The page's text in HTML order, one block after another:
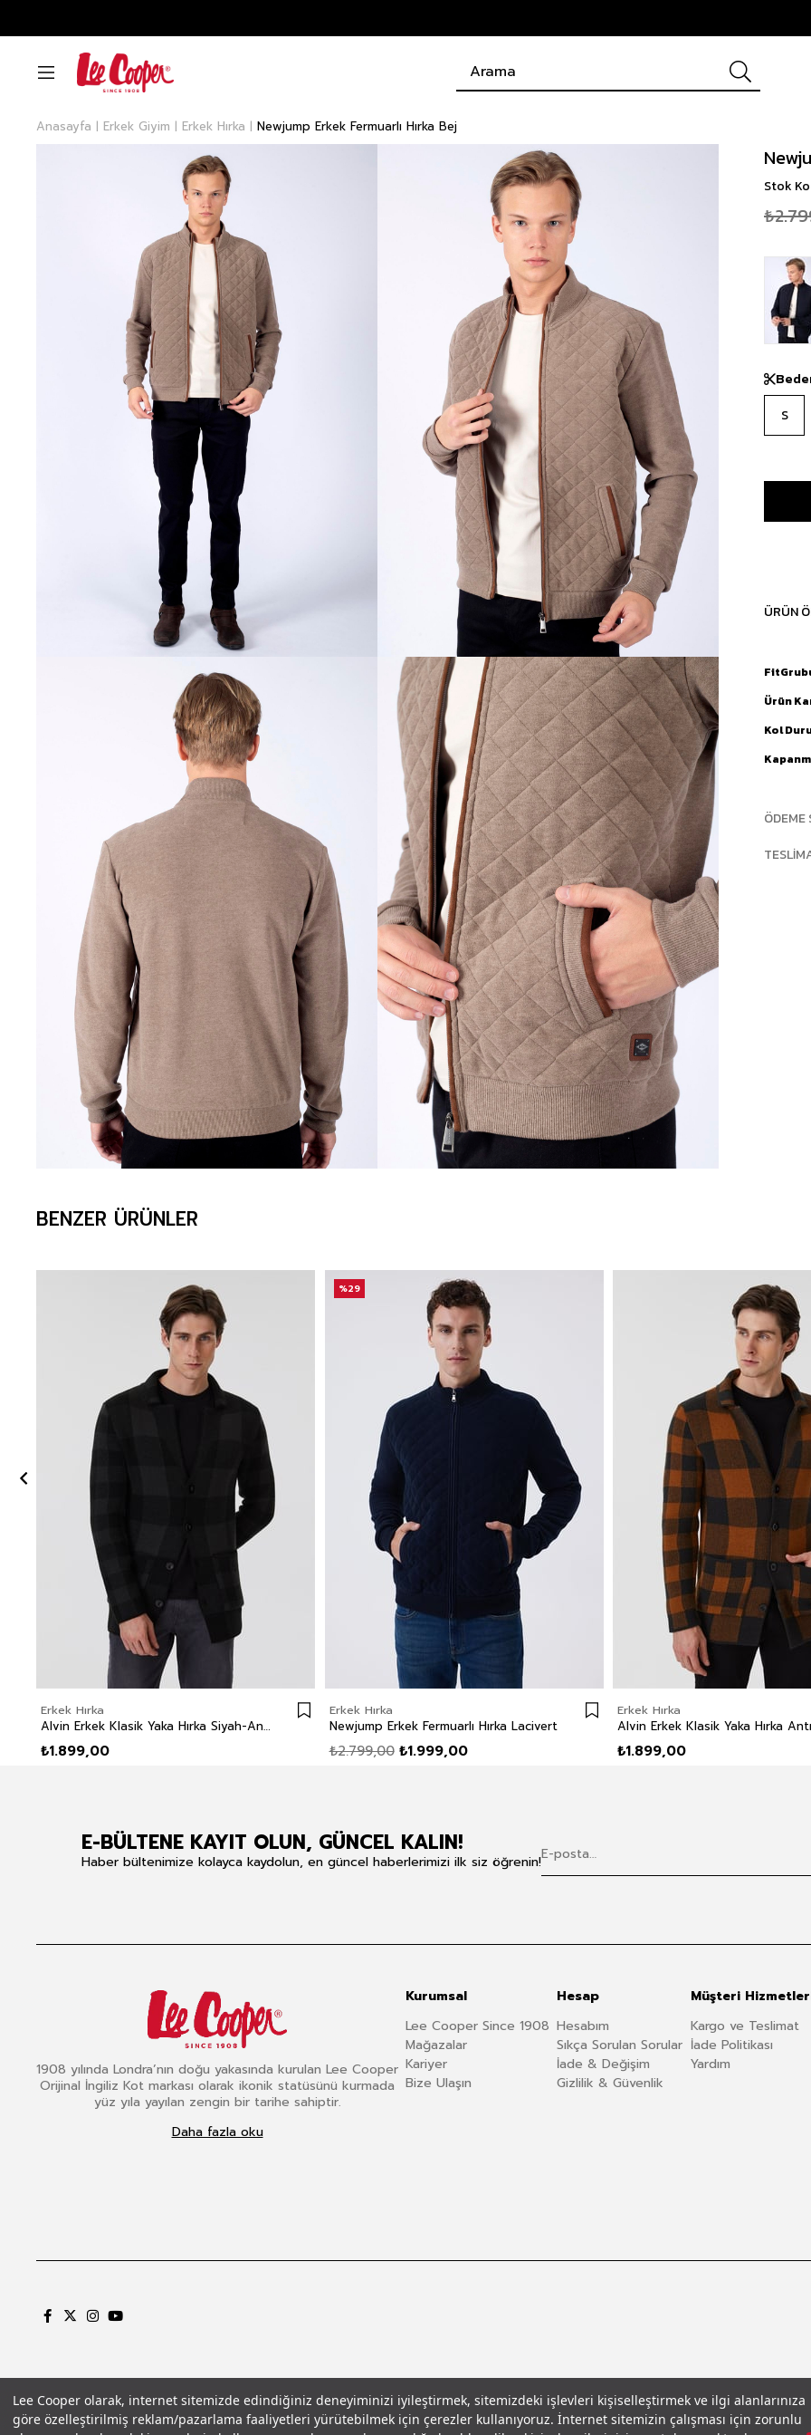
Lee Cooper olarak, internet sitemizde edindiğiniz deneyiminizi iyileştirmek, sitemizdeki işlevleri kişiselleştirmek ve ilgi alanlarınıza
göre özelleştirilmiş reklam/pazarlama faaliyetleri yürütebilmek için çerezler kullanıyoruz. İnternet sitemizin çalışması için zorunlu
Anasayfa Erkek Giyim Erkek Hırka Newjump Erkek Fermuarlı Hırka Bej
Stok
S
ÜRÜN
Ürün
Kol
ÖDEME
BENZER ÜRÜNLER
Erkek Hırka
Alvin Erkek Klasik Yaka Hırka Siyah-Antrasit
₺1.899,00
Erkek Hırka
Newjump Erkek Fermuarlı Hırka Lacivert
₺1.999,00
₺2.799,00
%29
Erkek Hırka
₺1.899,00
E-BÜLTENE KAYIT OLUN, GÜNCEL KALIN!
Haber bültenimize kolayca kaydolun, en güncel haberlerimizi ilk siz öğrenin!
1908 yılında Londra’nın doğu yakasında kurulan Lee Cooper
Orijinal İngiliz Kot markası olarak ikonik statüsünü kurmada
yüz yıla yayılan zengin bir tarihe sahiptir.
Daha fazla oku
Kurumsal
Lee Cooper Since 1908
Mağazalar
Kariyer
Bize Ulaşın
Hesap
Hesabım
Sıkça Sorulan Sorular
İade & Değişim
Gizlilik & Güvenlik
Müşteri
Kargo ve Teslimat
İade Politikası
Yardım
Gizlilik PolitikasıÇerez PolitikasıKVKK Aydınlatma MetniŞartlar ve Koşullar© 2026 Leecooper - Tüm Hakları Saklıdır.